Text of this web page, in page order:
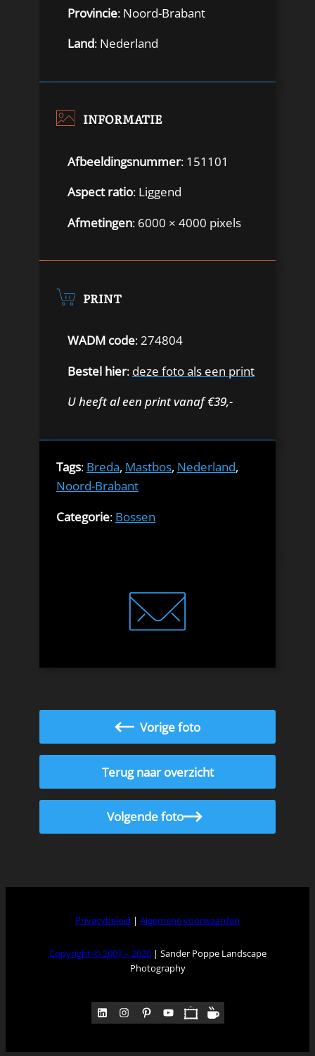
Provincie: Noord-Brabant
Land: Nederland
INFORMATIE
Afbeeldingsnummer: 151101
Aspect ratio: Liggend
Afmetingen: 6000 × 4000 pixels
PRINT
WADM code: 274804
Bestel hier: deze foto als een print
U heeft al een print vanaf €39,-
Tags: Breda, Mastbos, Nederland,
Noord-Brabant
Categorie: Bossen
Vorige foto
Terug naar overzicht
Volgende foto
Privacybeleid | Algemene voorwaarden
Copyright © 2007 – 2026| Sander Poppe Landscape
Photography
LinkedIn Instagram Pinterest YouTube Pocket Medium